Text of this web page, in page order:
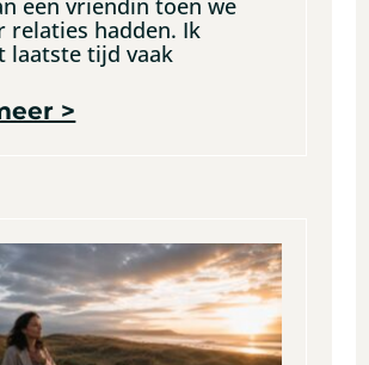
een vriendin toen we
relaties hadden. Ik
laatste tijd vaak
>